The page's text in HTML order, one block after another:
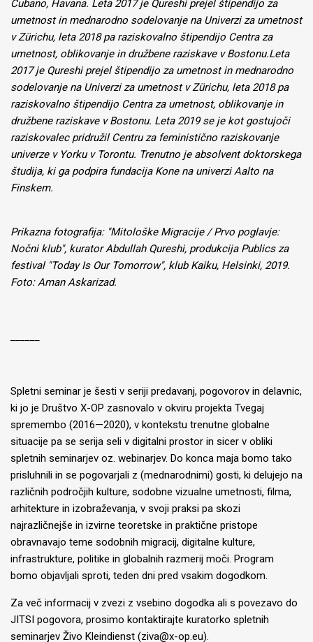
Cubano, Havana. Leta 2017 je Qureshi prejel štipendijo za
umetnost in mednarodno sodelovanje na Univerzi za umetnost
v Zürichu, leta 2018 pa raziskovalno štipendijo Centra za
umetnost, oblikovanje in družbene raziskave v Bostonu.Leta
2017 je Qureshi prejel štipendijo za umetnost in mednarodno
sodelovanje na Univerzi za umetnost v Zürichu, leta 2018 pa
raziskovalno štipendijo Centra za umetnost, oblikovanje in
družbene raziskave v Bostonu. Leta 2019 se je kot gostujoči
raziskovalec pridružil Centru za feministično raziskovanje
univerze v Yorku v Torontu. Trenutno je absolvent doktorskega
študija, ki ga podpira fundacija Kone na univerzi Aalto na
Finskem.
Prikazna fotografija: "Mitološke Migracije / Prvo poglavje:
Nočni klub", kurator Abdullah Qureshi, produkcija Publics za
festival "Today Is Our Tomorrow", klub Kaiku, Helsinki, 2019.
Foto: Aman Askarizad.
Spletni seminar je šesti v seriji predavanj, pogovorov in delavnic,
ki jo je Društvo X-OP zasnovalo v okviru projekta Tvegaj
spremembo (2016—2020), v kontekstu trenutne globalne
situacije pa se serija seli v digitalni prostor in sicer v obliki
spletnih seminarjev oz. webinarjev. Do konca maja bomo tako
prisluhnili in se pogovarjali z (mednarodnimi) gosti, ki delujejo na
različnih področjih kulture, sodobne vizualne umetnosti, filma,
arhitekture in izobraževanja, v svoji praksi pa skozi
najrazličnejše in izvirne teoretske in praktične pristope
obravnavajo teme sodobnih migracij, digitalne kulture,
infrastrukture, politike in globalnih razmerij moči. Program
bomo objavljali sproti, teden dni pred vsakim dogodkom.
Za več informacij v zvezi z vsebino dogodka ali s povezavo do
JITSI pogovora, prosimo kontaktirajte kuratorko spletnih
seminarjev Živo Kleindienst (ziva@x-op.eu).